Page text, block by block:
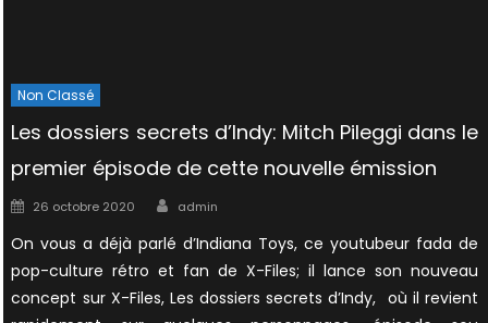
Non Classé
Les dossiers secrets d’Indy: Mitch Pileggi dans le
premier épisode de cette nouvelle émission
Posted
26 octobre 2020 Author
admin
On vous a déjà parlé d’Indiana Toys, ce youtubeur fada de
pop-culture rétro et fan de X-Files; il lance son nouveau
concept sur X-Files, Les dossiers secrets d’Indy, où il revient